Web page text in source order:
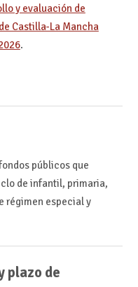
y evaluación de
Castilla-La Mancha
.
públicos que
de infantil, primaria,
régimen especial y
plazo de